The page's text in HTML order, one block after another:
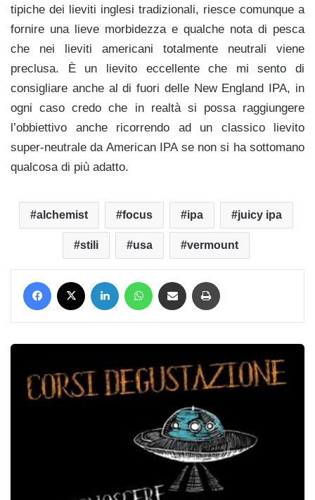
tipiche dei lieviti inglesi tradizionali, riesce comunque a
fornire una lieve morbidezza e qualche nota di pesca
che nei lieviti americani totalmente neutrali viene
preclusa. È un lievito eccellente che mi sento di
consigliare anche al di fuori delle New England IPA, in
ogni caso credo che in realtà si possa raggiungere
l’obbiettivo anche ricorrendo ad un classico lievito
super-neutrale da American IPA se non si ha sottomano
qualcosa di più adatto.
alchemist focus ipa juicy ipa
stili usa vermount
Facebook LinkedIn WhatsApp Condividi via mail